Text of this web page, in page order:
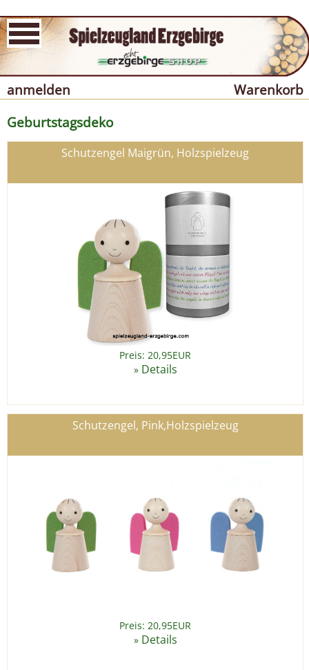
anmelden
Warenkorb
Geburtstagsdeko
Schutzengel Maigrün, Holzspielzeug
Preis: 20,95EUR
» Details
Schutzengel, Pink,Holzspielzeug
Preis: 20,95EUR
» Details